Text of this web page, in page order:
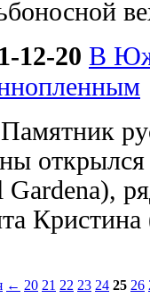
12-20 В
Памятник
открылся
Gardena),
← 20 21 22 23 24 25 26